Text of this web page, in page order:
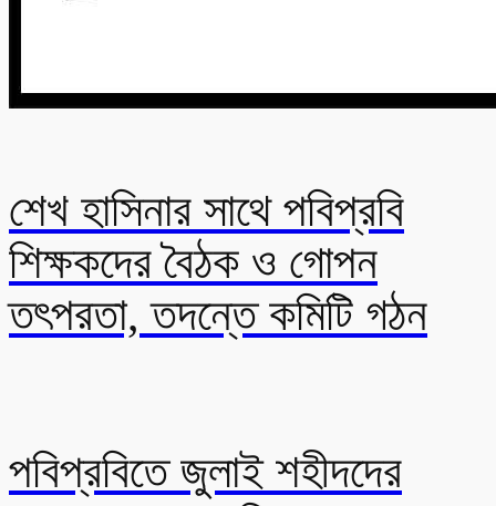
শেখ হাসিনার সাথে পবিপ্রবি
শিক্ষকদের বৈঠক ও গোপন
তৎপরতা, তদন্তে কমিটি গঠন
পবিপ্রবিতে জুলাই শহীদদের